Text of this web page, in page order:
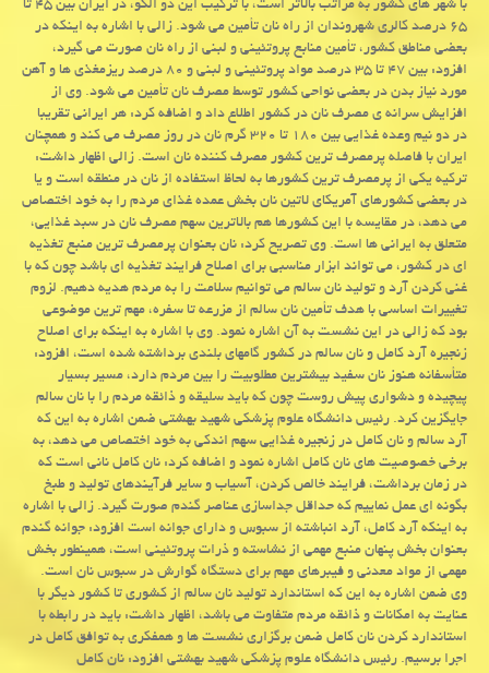
با شهر های کشور به مراتب بالاتر است، با ترکیب این دو الگو، در ایران بین ۴۵ تا
۶۵ درصد کالری شهروندان از راه نان تأمین می شود. زالی با اشاره به اینکه در
بعضی مناطق کشور، تأمین منابع پروتئینی و لبنی از راه نان صورت می گیرد،
افزود: بین ۴۷ تا ۳۵ درصد مواد پروتئینی و لبنی و ۸۰ درصد ریزمغذی ها و آهن
مورد نیاز بدن در بعضی نواحی کشور توسط مصرف نان تأمین می شود. وی از
افزایش سرانه ی مصرف نان در کشور اطلاع داد و اضافه کرد: هر ایرانی تقریبا
در دو نیم وعده غذایی بین ۱۸۰ تا ۳۲۰ گرم نان در روز مصرف می کند و همچنان
ایران با فاصله پرمصرف ترین کشور مصرف کننده نان است. زالی اظهار داشت:
ترکیه یکی از پرمصرف ترین کشورها به لحاظ استفاده از نان در منطقه است و یا
در بعضی کشورهای آمریکای لاتین نان بخش عمده غذای مردم را به خود اختصاص
می دهد، در مقایسه با این کشورها هم بالاترین سهم مصرف نان در سبد غذایی،
متعلق به ایرانی ها است. وی تصریح کرد: نان بعنوان پرمصرف ترین منبع تغذیه
ای در کشور، می تواند ابزار مناسبی برای اصلاح فرایند تغذیه ای باشد چون که با
غنی کردن آرد و تولید نان سالم می توانیم سلامت را به مردم هدیه دهیم. لزوم
تغییرات اساسی با هدف تأمین نان سالم از مزرعه تا سفره، مهم ترین موضوعی
بود که زالی در این نشست به آن اشاره نمود. وی با اشاره به اینکه برای اصلاح
زنجیره آرد کامل و نان سالم در کشور گامهای بلندی برداشته شده است، افزود:
متأسفانه هنوز نان سفید بیشترین مطلوبیت را بین مردم دارد، مسیر بسیار
پیچیده و دشواری پیش روست چون که باید سلیقه و ذائقه مردم را با نان سالم
جایگزین کرد. رئیس دانشگاه علوم پزشکی شهید بهشتی ضمن اشاره به این که
آرد سالم و نان کامل در زنجیره غذایی سهم اندکی به خود اختصاص می دهد، به
برخی خصوصیت های نان کامل اشاره نمود و اضافه کرد: نان کامل نانی است که
در زمان برداشت، فرایند خالص کردن، آسیاب و سایر فرآیندهای تولید و طبخ
بگونه ای عمل نماییم که حداقل جداسازی عناصر گندم صورت گیرد. زالی با اشاره
به اینکه آرد کامل، آرد انباشته از سبوس و دارای جوانه است افزود: جوانه گندم
بعنوان بخش پنهان منبع مهمی از نشاسته و ذرات پروتئینی است، همینطور بخش
مهمی از مواد معدنی و فیبرهای مهم برای دستگاه گوارش در سبوس نان است.
وی ضمن اشاره به این که استاندارد تولید نان سالم از کشوری تا کشور دیگر با
عنایت به امکانات و ذائقه مردم متفاوت می باشد، اظهار داشت: باید در رابطه با
استاندارد کردن نان کامل ضمن برگزاری نشست ها و همفکری به توافق کامل در
اجرا برسیم. رئیس دانشگاه علوم پزشکی شهید بهشتی افزود: نان کامل